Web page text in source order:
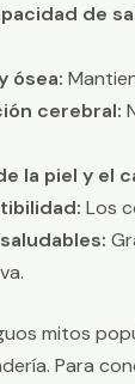
de
ósea:
cerebral:
la piel y el
Los
mitos
Para